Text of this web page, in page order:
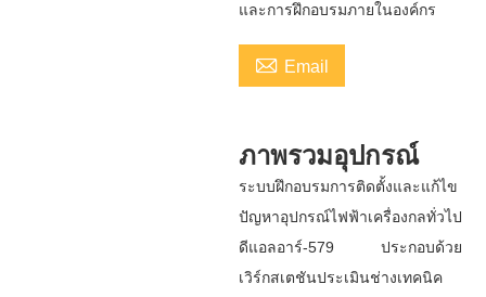
และการฝึกอบรมภายในองค์กร
 Email
ภาพรวมอุปกรณ์
ระบบฝึกอบรมการติดตั้งและแก้ไข
ปัญหาอุปกรณ์ไฟฟ้าเครื่องกลทั่วไป
ดีแอลอาร์-579 ประกอบด้วย
เวิร์กสเตชันประเมินช่างเทคนิค